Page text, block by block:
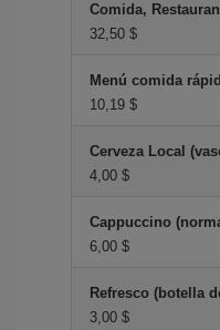
Comida,
32,50 $
Menú comida
10,19 $
Cerveza Local
4,00 $
Cappuccino
6,00 $
Refresco (botella
3,00 $